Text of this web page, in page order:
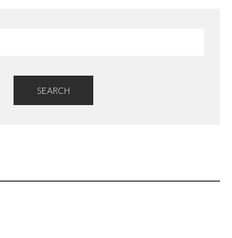
SEARCH